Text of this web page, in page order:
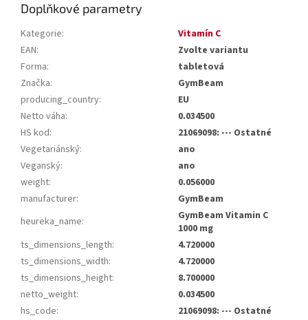
Doplňkové parametry
Kategorie:
Vitamín C
EAN:
Zvolte variantu
Forma:
tabletová
Značka:
GymBeam
producing_country:
EU
Netto váha:
0.034500
HS kod:
21069098: --- Ostatné
Vegetariánský:
ano
Veganský:
ano
weight:
0.056000
manufacturer:
GymBeam
heureka_name:
GymBeam Vitamin C
1000 mg
ts_dimensions_length:
4.720000
ts_dimensions_width:
4.720000
ts_dimensions_height:
8.700000
netto_weight:
0.034500
hs_code:
21069098: --- Ostatné